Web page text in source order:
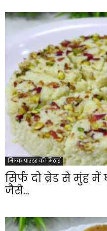
मिल्क पाउडर की मिठाई
सिर्फ दो ब्रेड से मुंह
जैसे...